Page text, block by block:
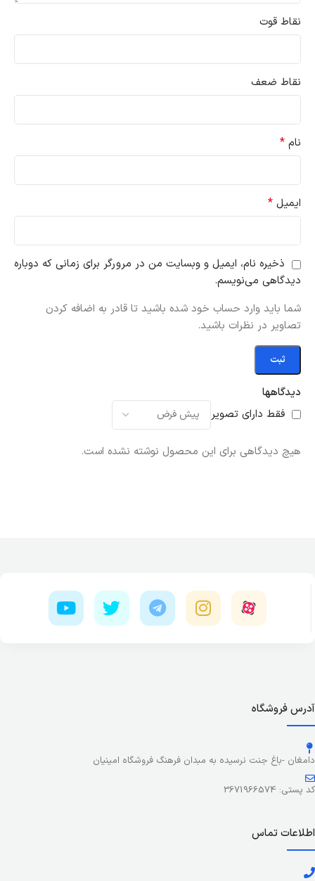
دیدگاهها
فقط دارای تصویر
هیچ دیدگاهی برای این محصول نوشته نشده است.
نقاط قوت
نقاط ضعف
نام *
ایمیل *
ذخیره نام، ایمیل و وبسایت من در مرورگر برای زمانی که دوباره
دیدگاهی می‌نویسم.
شما باید وارد حساب خود شده باشید تا قادر به اضافه کردن
تصاویر در نظرات باشید.
آدرس فروشگاه
دامغان -باغ جنت نرسیده به مبدان فرهنگ فروشگاه امینیان
کد پستی: 3671966574
اطلاعات تماس